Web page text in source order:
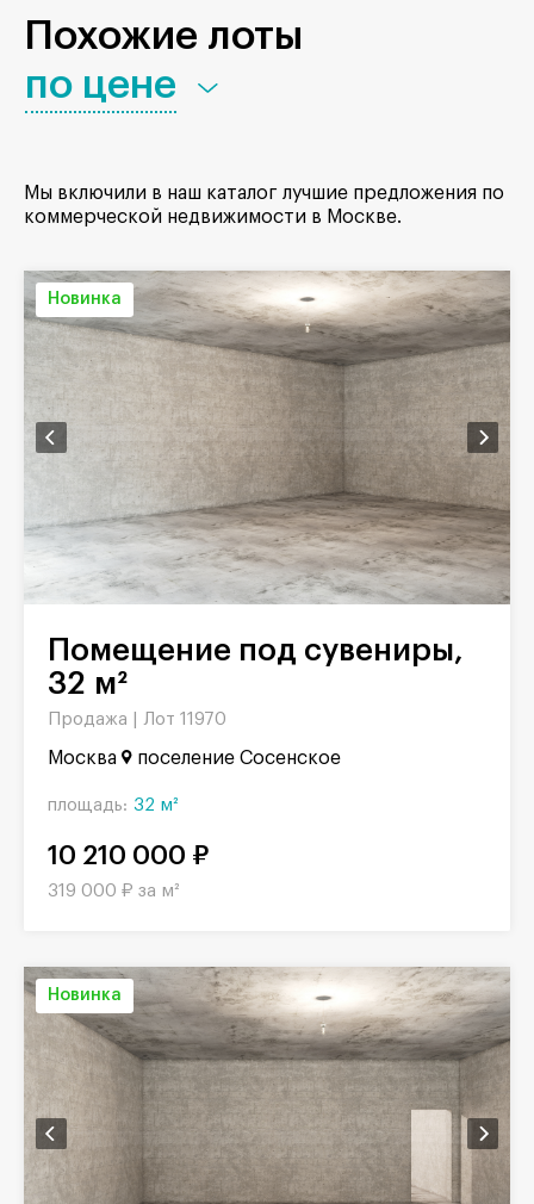
Похожие лоты
по цене
Мы включили в наш каталог лучшие предложения по
коммерческой недвижимости в Москве.
Новинка
Помещение под сувениры,
32 м²
Продажа | Лот 11970
Москва поселение Сосенское
площадь: 32 м²
10 210 000 ₽
319 000 ₽ за м²
Новинка